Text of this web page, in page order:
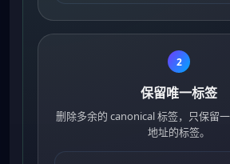
2
保留唯一标签
删除多余的 canonical 标签，只保留
地址的标签。